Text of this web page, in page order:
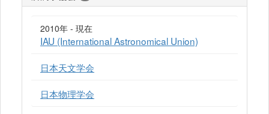
2010年 - 現在
IAU (International Astronomical Union)
日本天文学会
日本物理学会